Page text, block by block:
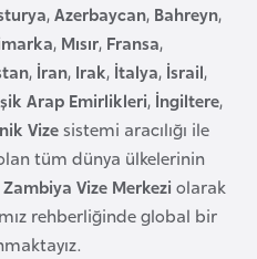
,Azerbaycan, Bahreyn,
, Mısır, Fransa,
, İran, Irak, İtalya, İsrail,
Arap Emirlikleri, İngiltere,
Vizesistemi aracılığı ile
tüm dünya ülkelerinin
Vize Merkezi olarak
rehberliğinde global bir